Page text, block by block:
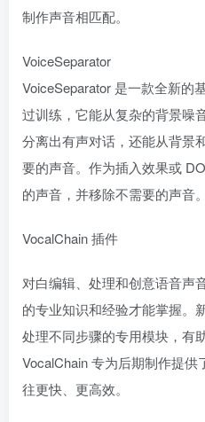
制作声音相匹配。
VoiceSeparator
VoiceSeparator 是一款全新的
过训练，它能从复杂的背景噪
分离出有声对话，还能从背景
要的声音。作为插入效果或
的声音，并移除不需要的声音。
VocalChain 插件
对白编辑、处理和创意语音声
的专业知识和经验才能掌握。
处理不同步骤的专用模块，有
VocalChain 专为后期制作提
往更快、更高效。